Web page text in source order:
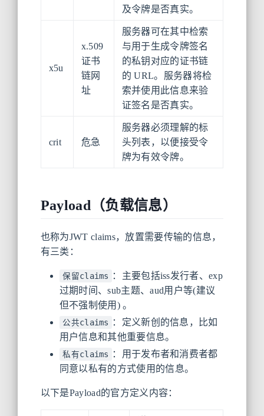
及令牌是否真实。
x5u
x.509
证书
链网
址
服务器可在其中检索
与用于生成令牌签名
的私钥对应的证书链
的 URL。服务器将检
索并使用此信息来验
证签名是否真实。
crit 危急
服务器必须理解的标
头列表，以便接受令
牌为有效令牌。
Payload（负载信息）
也称为JWT claims，放置需要传输的信息，
有三类：
保留claims
：主要包括iss发行者、exp
过期时间、sub主题、aud用户等(建议
但不强制使用) 。
公共claims
：定义新创的信息，比如
用户信息和其他重要信息。
私有claims
：用于发布者和消费者都
同意以私有的方式使用的信息。
以下是Payload的官方定义内容：